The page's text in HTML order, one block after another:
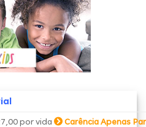
por vida Carência Apenas